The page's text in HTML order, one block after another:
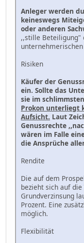
Anleger werden
keineswegs
oder anderen
,,stille Beteiligung"
Risiken
Käufer der
ein. Sollte das
sie im
Prokon unterliegt
Aufsicht. Laut
Genussrechte
wären im Falle
die Ansprüche
Rendite
Die auf dem
bezieht sich auf
Grundverzinsung
Prozent. Eine
möglich.
Flexibilität